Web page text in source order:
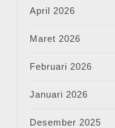
April 2026
Maret 2026
Februari 2026
Januari 2026
Desember 2025